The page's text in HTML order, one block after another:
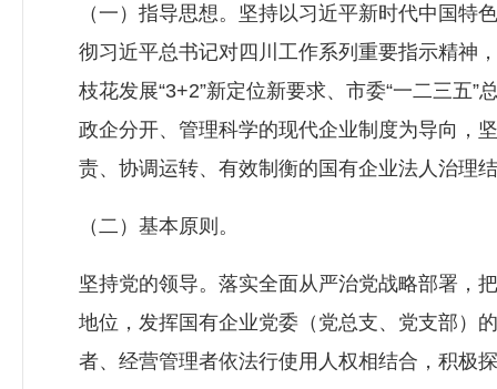
（一）指导思想。坚持以习近平新时代中国
彻习近平总书记对四川工作系列重要指示精神
枝花发展“3+2”新定位新要求、市委“一二三五
政企分开、管理科学的现代企业制度为导向，
责、协调运转、有效制衡的国有企业法人治理
（二）基本原则。
坚持党的领导。落实全面从严治党战略部署，
地位，发挥国有企业党委（党总支、党支部）
者、经营管理者依法行使用人权相结合，积极